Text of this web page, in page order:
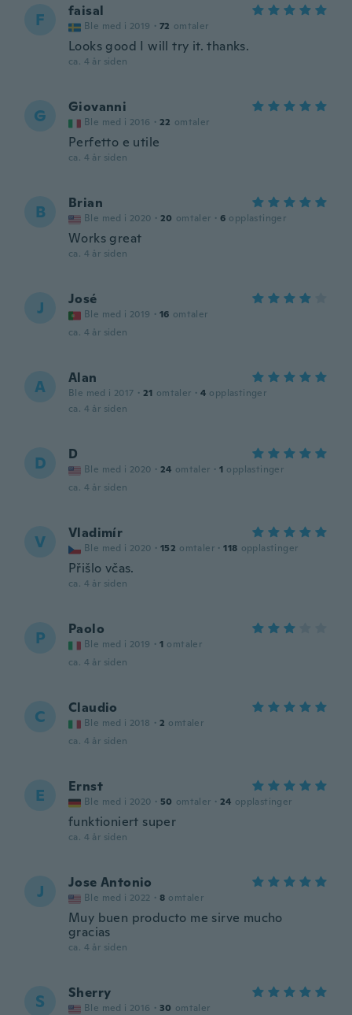
F faisal
Ble med i 2019 · 72 omtaler
Looks good I will try it. thanks.
ca. 4 år siden
G Giovanni
Ble med i 2016 · 22 omtaler
Perfetto e utile
ca. 4 år siden
B Brian
Ble med i 2020 · 20 omtaler · 6 opplastinger
Works great
ca. 4 år siden
J José
Ble med i 2019 · 16 omtaler
ca. 4 år siden
A Alan
Ble med i 2017 · 21 omtaler · 4 opplastinger
ca. 4 år siden
D D
Ble med i 2020 · 24 omtaler · 1 opplastinger
ca. 4 år siden
V Vladimír
Ble med i 2020 · 152 omtaler · 118 opplastinger
Přišlo včas.
ca. 4 år siden
P Paolo
Ble med i 2019 · 1 omtaler
ca. 4 år siden
C Claudio
Ble med i 2018 · 2 omtaler
ca. 4 år siden
E Ernst
Ble med i 2020 · 50 omtaler · 24 opplastinger
funktioniert super
ca. 4 år siden
J Jose Antonio
Ble med i 2022 · 8 omtaler
Muy buen producto me sirve mucho
gracias
ca. 4 år siden
S Sherry
Ble med i 2016 · 30 omtaler